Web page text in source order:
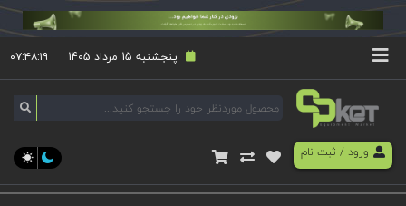
پنجشنبه 15 مرداد 1405 ۰۷:۴۸:۱۹
ورود/ ثبت نام